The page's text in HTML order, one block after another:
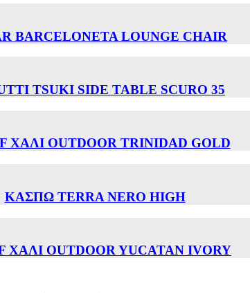
BARCELONETA LOUNGE CHAIR
TSUKI SIDE TABLE SCURO 35
ΧΑΛΙ OUTDOOR TRINIDAD GOLD
ΚΑΣΠΩ TERRA NERO HIGH
ΧΑΛΙ OUTDOOR YUCATAN IVORY